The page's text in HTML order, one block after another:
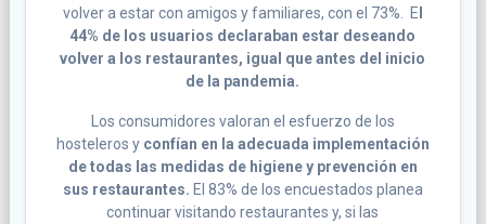
volver a estar con amigos y familiares, con el 73%. E
44% de los usuarios declaraban estar deseando
volver a los restaurantes, igual que antes del inicio
de la pandemia.
Los consumidores valoran el esfuerzo de los
hosteleros y confían en la adecuada implementación
de todas las medidas de higiene y prevención en
sus restaurantes. El 83% de los encuestados planea
continuar visitando restaurantes y, si las